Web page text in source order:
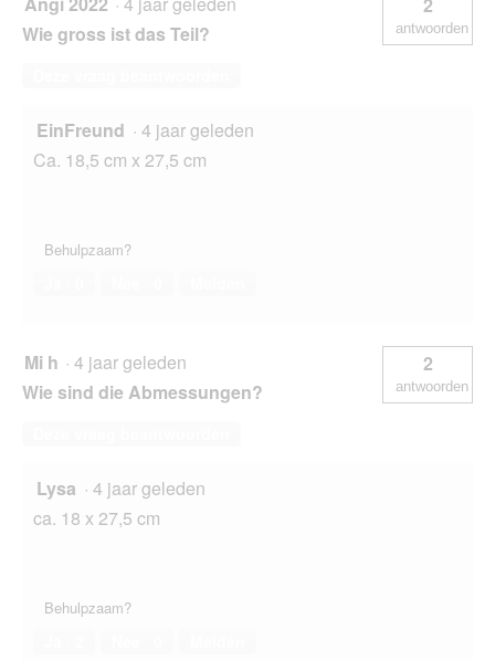
Wie gross ist das Teil?
antwoorden
EinFreund · 4 jaar geleden
Ca. 18,5 cm x 27,5 cm
Behulpzaam?
Mi h · 4 jaar geleden
Wie sind die Abmessungen?
2
antwoorden
Lysa · 4 jaar geleden
ca. 18 x 27,5 cm
Behulpzaam?